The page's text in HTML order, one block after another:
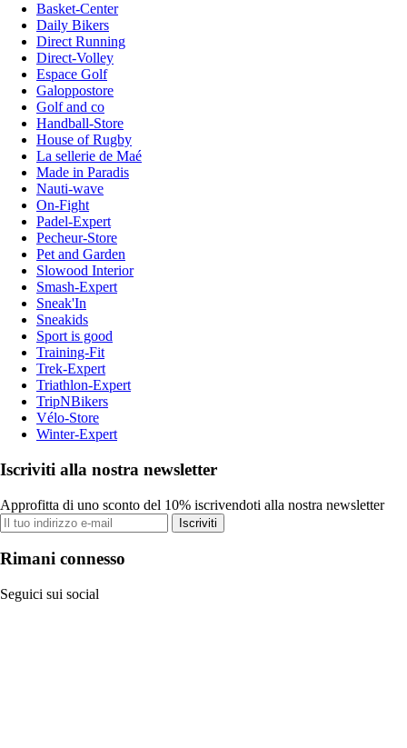
Basket-Center
Daily Bikers
Direct Running
Direct-Volley
Espace Golf
Galoppostore
Golf and co
Handball-Store
House of Rugby
La sellerie de Maé
Made in Paradis
Nauti-wave
On-Fight
Padel-Expert
Pecheur-Store
Pet and Garden
Slowood Interior
Smash-Expert
Sneak'In
Sneakids
Sport is good
Training-Fit
Trek-Expert
Triathlon-Expert
TripNBikers
Vélo-Store
Winter-Expert
Iscriviti alla nostra newsletter
Approfitta di uno sconto del 10% iscrivendoti alla nostra newsletter
Iscriviti
Rimani connesso
Seguici sui social